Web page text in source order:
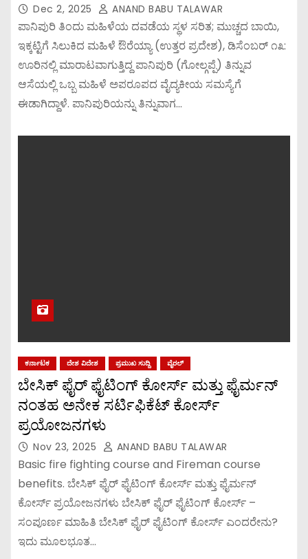
Dec 2, 2025 ANAND BABU TALAWAR
ಪಾನಿಪುರಿ ತಿಂದು ಮಹಿಳೆಯ ದವಡೆಯ ಸ್ಥಳ ಸರಿತ; ಮುಚ್ಚದ ಬಾಯಿ,
ಇಕ್ಕಟ್ಟಿಗೆ ಸಿಲುಕಿದ ಮಹಿಳೆ ಔರೆಯ್ಯಾ (ಉತ್ತರ ಪ್ರದೇಶ), ಡಿಸೆಂಬರ್ ೧೩:
ಊರಿನಲ್ಲಿ ಮಾರಾಟವಾಗುತ್ತಿದ್ದ ಪಾನಿಪುರಿ (ಗೋಲ್ಗಪ್ಪೆ) ತಿನ್ನುವ
ಆಸೆಯಲ್ಲಿ ಒಬ್ಬ ಮಹಿಳೆ ಅಪರೂಪದ ವೈದ್ಯಕೀಯ ಸಮಸ್ಯೆಗೆ
ಈಡಾಗಿದ್ದಾಳೆ. ಪಾನಿಪುರಿಯನ್ನು ತಿನ್ನುವಾಗ…
ಕರ್ನಾಟಕ ದೇಶ ವಿದೇಶ ಪ್ರಮುಖ ಸುದ್ದಿ ವೈರಲ್
ಬೇಸಿಕ್ ಫೈರ್ ಫೈಟಿಂಗ್ ಕೋರ್ಸ್ ಮತ್ತು ಫೈರ್ಮನ್
ನಂತಹ ಅನೇಕ ಸರ್ಟಿಫಿಕೆಟ್ ಕೋರ್ಸ್
ಪ್ರಯೋಜನಗಳು
Nov 23, 2025 ANAND BABU TALAWAR
Basic fire fighting course and Fireman course
benefits. ಬೇಸಿಕ್ ಫೈರ್ ಫೈಟಿಂಗ್ ಕೋರ್ಸ್ ಮತ್ತು ಫೈರ್ಮನ್
ಕೋರ್ಸ್ ಪ್ರಯೋಜನಗಳು ಬೇಸಿಕ್ ಫೈರ್ ಫೈಟಿಂಗ್ ಕೋರ್ಸ್ –
ಸಂಪೂರ್ಣ ಮಾಹಿತಿ ಬೇಸಿಕ್ ಫೈರ್ ಫೈಟಿಂಗ್ ಕೋರ್ಸ್ ಎಂದರೇನು?
ಇದು ಮೂಲಭೂತ…